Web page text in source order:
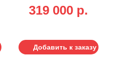
404 см3, 5 кВт, 7 л,
электрод 5 мм, 90.5 кг)
319 000 p.
Добавить к заказу